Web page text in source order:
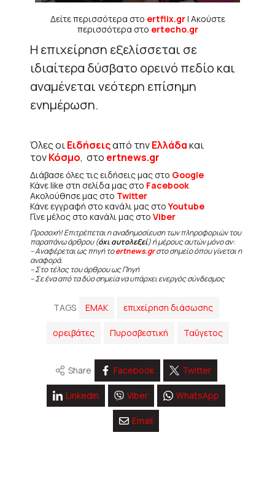
Δείτε περισσότερα στο ertflix.gr| Ακούστε
περισσότερα στο ertecho.gr
Η επιχείρηση εξελίσσεται σε
ιδιαίτερα δύσβατο ορεινό πεδίο και
αναμένεται νεότερη επίσημη
ενημέρωση.
Όλες οιΕιδήσειςαπό τηνΕλλάδακαι
τονΚόσμο, στο ertnews.gr
Διάβασε όλες τις ειδήσεις μας στο Google
Κάνε like στη σελίδα μας στο Facebook
Ακολούθησε μας στο Twitter
Κάνε εγγραφή στο κανάλι μας στοYoutube
Γίνε μέλος στο κανάλι μας στο Viber
Προσοχή! Επιτρέπεται η αναδημοσίευση των πληροφοριών του
παραπάνω άρθρου (όχι αυτολεξεί) ή μέρους αυτών μόνο αν:
– Αναφέρεται ως πηγή τοertnews.grστο σημείο όπου γίνεται η
αναφορά.
– Στο τέλος του άρθρου ως Πηγή
– Σε ένα από τα δύο σημεία να υπάρχει ενεργός σύνδεσμος
TAGS ΕΜΑΚ επιχείρηση διάσωσης
ορειβάτες Πυροσβεστική Ταΰγετος
Share Facebook Twitter
Linkedin Viber WhatsApp
Email